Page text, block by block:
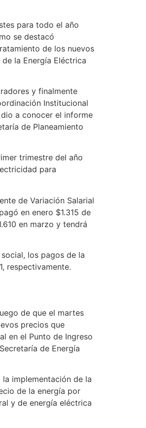
para todo el año
se destacó
de los nuevos
la Energía Eléctrica
y finalmente
Institucional
a conocer el informe
de Planeamiento
trimestre del año
para
de Variación Salarial
en enero $1.315 de
en marzo y tendrá
los pagos de la
respectivamente.
de que el martes
precios que
en el Punto de Ingreso
de Energía
implementación de la
de la energía por
y de energía eléctrica